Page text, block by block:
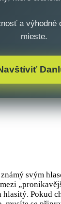
a výhodné
mieste.
svým
hlasitý. Pokud